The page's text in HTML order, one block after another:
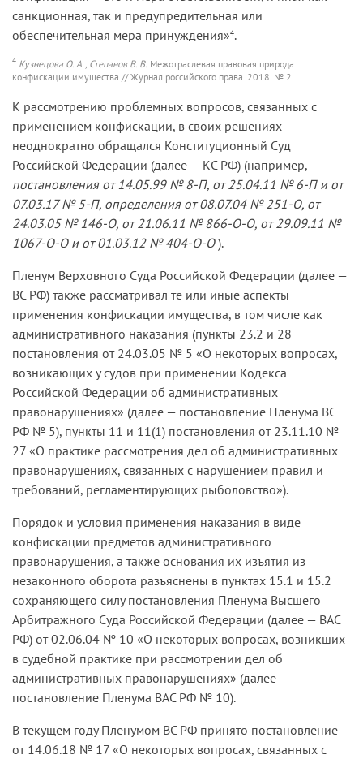
санкционная, так и предупредительная или
обеспечительная мера принуждения»4.
4 Кузнецова О. А., Степанов В. В. Межотраслевая правовая природа
конфискации имущества // Журнал российского права. 2018. № 2.
К рассмотрению проблемных вопросов, связанных с
применением конфискации, в своих решениях
неоднократно обращался Конституционный Суд
Российской Федерации (далее — КС РФ) (например,
постановления от 14.05.99 № 8-П, от 25.04.11 № 6-П и от
07.03.17 № 5-П, определения от 08.07.04 № 251-О, от
24.03.05 № 146-О, от 21.06.11 № 866-О-О, от 29.09.11 №
1067-О-О и от 01.03.12 № 404-О-О).
Пленум Верховного Суда Российской Федерации (далее —
ВС РФ) также рассматривал те или иные аспекты
применения конфискации имущества, в том числе как
административного наказания (пункты 23.2 и 28
постановления от 24.03.05 № 5 «О некоторых вопросах,
возникающих у судов при применении Кодекса
Российской Федерации об административных
правонарушениях» (далее — постановление Пленума ВС
РФ № 5), пункты 11 и 11(1) постановления от 23.11.10 №
27 «О практике рассмотрения дел об административных
правонарушениях, связанных с нарушением правил и
требований, регламентирующих рыболовство»).
Порядок и условия применения наказания в виде
конфискации предметов административного
правонарушения, а также основания их изъятия из
незаконного оборота разъяснены в пунктах 15.1 и 15.2
сохраняющего силу постановления Пленума Высшего
Арбитражного Суда Российской Федерации (далее — ВАС
РФ) от 02.06.04 № 10 «О некоторых вопросах, возникших
в судебной практике при рассмотрении дел об
административных правонарушениях» (далее —
постановление Пленума ВАС РФ № 10).
В текущем году Пленумом ВС РФ принято постановление
от 14.06.18 № 17 «О некоторых вопросах, связанных с